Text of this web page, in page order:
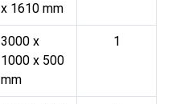
x 1610 mm
3000 x
1000 x 500
mm
1